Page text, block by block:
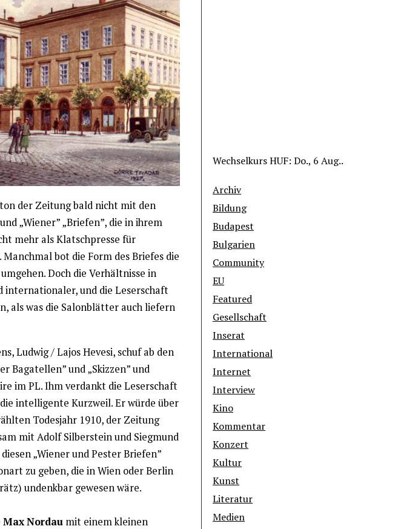
der Zeitung bald nicht mit den
„Wiener” „Briefen”, die in ihrem
mehr als Klatschpresse für
bot die Form des Briefes die
Doch die Verhältnisse in
und die Leserschaft
als was die Salonblätter auch liefern
Ludwig / Lajos Hevesi, schuf ab den
Bagatellen” und „Skizzen” und
im PL. Ihm verdankt die Leserschaft
intelligente Kurzweil. Er würde über
Todesjahr 1910, der Zeitung
mit Adolf Silberstein und Siegmund
„Wiener und Pester Briefen”
zu geben, die in Wien oder Berlin
undenkbar gewesen wäre.
Max Nordaumit einem kleinen
WechselkursHUF: Do., 6 Aug..
Archiv
Bildung
Budapest
Bulgarien
Community
EU
Featured
Gesellschaft
Inserat
International
Internet
Interview
Kino
Kommentar
Konzert
Kultur
Kunst
Literatur
Medien